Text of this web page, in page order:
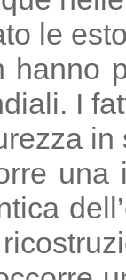
le
hanno
I